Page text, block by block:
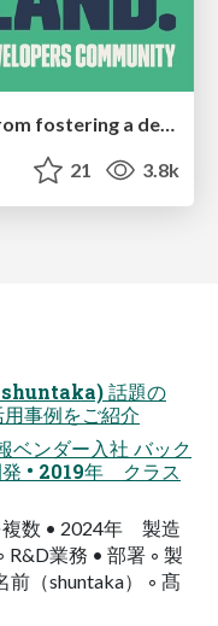
No one is an island. Learnings from fostering a developers community.
21 3.8k
話題の
事例をご紹介
ンダー⼊社 バック
• 2019年 クラス
複数 • 2024年 製造
R&D業務 • 部署 ◦ 製
（shuntaka） ◦ 髙